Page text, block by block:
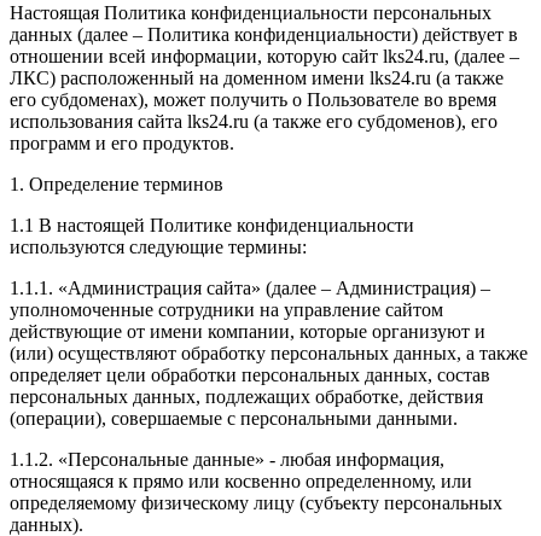
Настоящая Политика конфиденциальности персональных
данных (далее – Политика конфиденциальности) действует в
отношении всей информации, которую сайт lks24.ru, (далее –
ЛКС) расположенный на доменном имени lks24.ru (а также
его субдоменах), может получить о Пользователе во время
использования сайта lks24.ru (а также его субдоменов), его
программ и его продуктов.
1. Определение терминов
1.1 В настоящей Политике конфиденциальности
используются следующие термины:
1.1.1. «Администрация сайта» (далее – Администрация) –
уполномоченные сотрудники на управление сайтом
действующие от имени компании, которые организуют и
(или) осуществляют обработку персональных данных, а также
определяет цели обработки персональных данных, состав
персональных данных, подлежащих обработке, действия
(операции), совершаемые с персональными данными.
1.1.2. «Персональные данные» - любая информация,
относящаяся к прямо или косвенно определенному, или
определяемому физическому лицу (субъекту персональных
данных).